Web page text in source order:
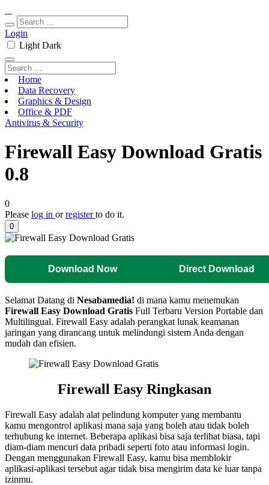
Login
Light Dark
Home
Data Recovery
Graphics & Design
Office & PDF
Antivirus & Security
Firewall Easy Download Gratis
0.8
0
Please log in orregisterto do it.
0
Download Now Direct Download
Selamat Datang di Nesabamedia! di mana kamu menemukan
Firewall Easy Download Gratis Full Terbaru Version Portable dan
Multilingual. Firewall Easy adalah perangkat lunak keamanan
jaringan yang dirancang untuk melindungi sistem Anda dengan
mudah dan efisien.
Firewall Easy Ringkasan
Firewall Easy adalah alat pelindung komputer yang membantu
kamu mengontrol aplikasi mana saja yang boleh atau tidak boleh
terhubung ke internet. Beberapa aplikasi bisa saja terlihat biasa, tapi
diam-diam mencuri data pribadi seperti foto atau informasi login.
Dengan menggunakan Firewall Easy, kamu bisa memblokir
aplikasi-aplikasi tersebut agar tidak bisa mengirim data ke luar tanpa
izinmu.